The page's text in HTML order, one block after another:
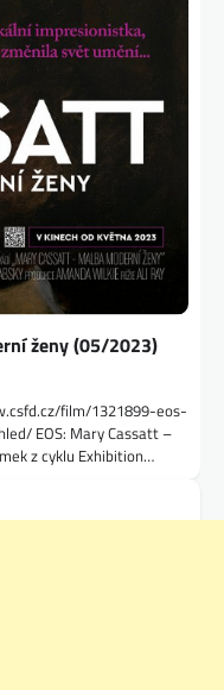
ženy (05/2023)
film/1321899-eos-
EOS: Mary Cassatt –
z cyklu Exhibition…